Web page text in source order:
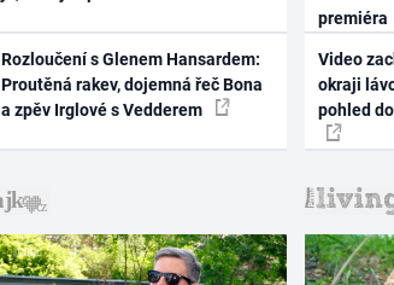
Rozloučení s Glenem Hansardem:
Proutěná rakev, dojemná řeč Bona
a zpěv Irglové s Vedderem
premiéra
Video
okraji
pohled